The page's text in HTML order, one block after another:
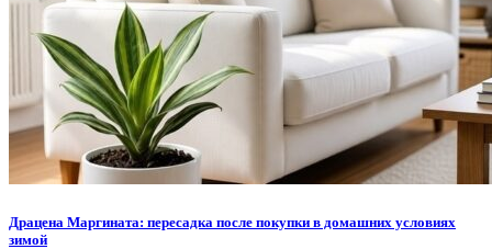
Драцена Маргината: пересадка после покупки в домашних условиях
зимой